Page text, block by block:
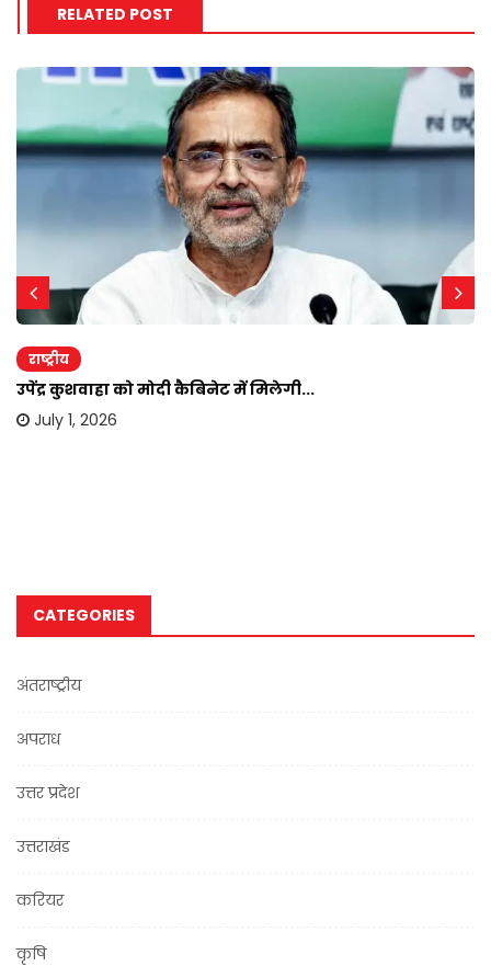
RELATED POST
राष्ट्रीय
उपेंद्र कुशवाहा को मोदी कैबिनेट में मिलेगी...
July 1, 2026
CATEGORIES
अंतराष्ट्रीय
अपराध
उत्तर प्रदेश
उत्तराखंड
करियर
कृषि